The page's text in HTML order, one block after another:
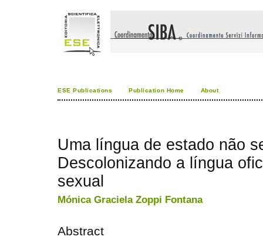
ESE Publications Publication Home About
Uma língua de estado não
Descolonizando a língua
sexual
Mónica Graciela Zoppi Fontana
Abstract